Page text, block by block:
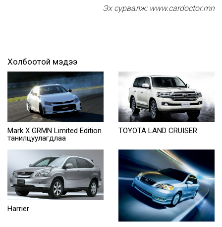
Эх сурвалж: www.cardoctor.mn
Холбоотой мэдээ
Mark X GRMN Limited Edition
танилцуулагдлаа
TOYOTA LAND CRUISER
Harrier